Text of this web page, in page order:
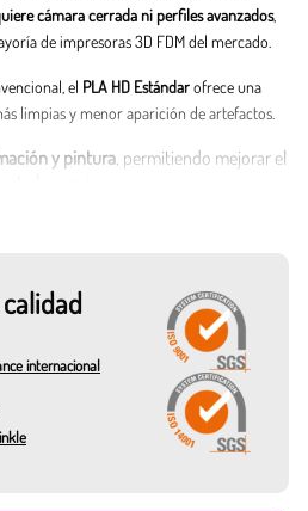
cámara cerrada ni perfiles avanzados,
de impresoras 3D FDM del mercado.
el PLA HD Estándarofrece una
limpias y menor aparición de artefactos.
y pintura , permitiendo mejorar el
HD Estándar:
y warping.
impresoras FDM.
internacional